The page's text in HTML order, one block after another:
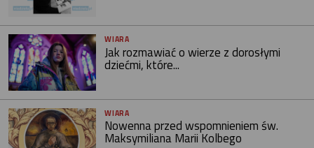
WIARA
Jak rozmawiać o wierze z dorosłymi
dziećmi, które...
WIARA
Nowenna przed wspomnieniem św.
Maksymiliana Marii Kolbego